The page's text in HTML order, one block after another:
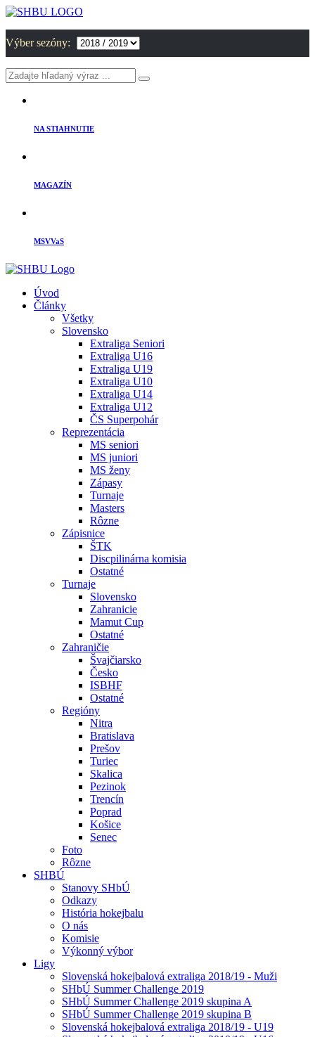
Výber sezóny:
NA STIAHNUTIE
MAGAZÍN
MSVVaS
Úvod
Články
Všetky
Slovensko
Extraliga Seniori
Extraliga U16
Extraliga U19
Extraliga U10
Extraliga U14
Extraliga U12
ČS Superpohár
Reprezentácia
MS seniori
MS juniori
MS ženy
Zápasy
Turnaje
Masters
Rôzne
Zápisnice
ŠTK
Discpilinárna komisia
Ostatné
Turnaje
Slovensko
Zahranicie
Mamut Cup
Ostatné
Zahraničie
Švajčiarsko
Česko
ISBHF
Ostatné
Regióny
Nitra
Bratislava
Prešov
Turiec
Skalica
Pezinok
Trencín
Poprad
Košice
Senec
Foto
Rôzne
SHBÚ
Stanovy SHbÚ
Odkazy
História hokejbalu
O nás
Komisie
Výkonný výbor
Ligy
Slovenská hokejbalová extraliga 2018/19 - Muži
SHbÚ Summer Challenge 2019
SHbÚ Summer Challenge 2019 skupina A
SHbÚ Summer Challenge 2019 skupina B
Slovenská hokejbalová extraliga 2018/19 - U19